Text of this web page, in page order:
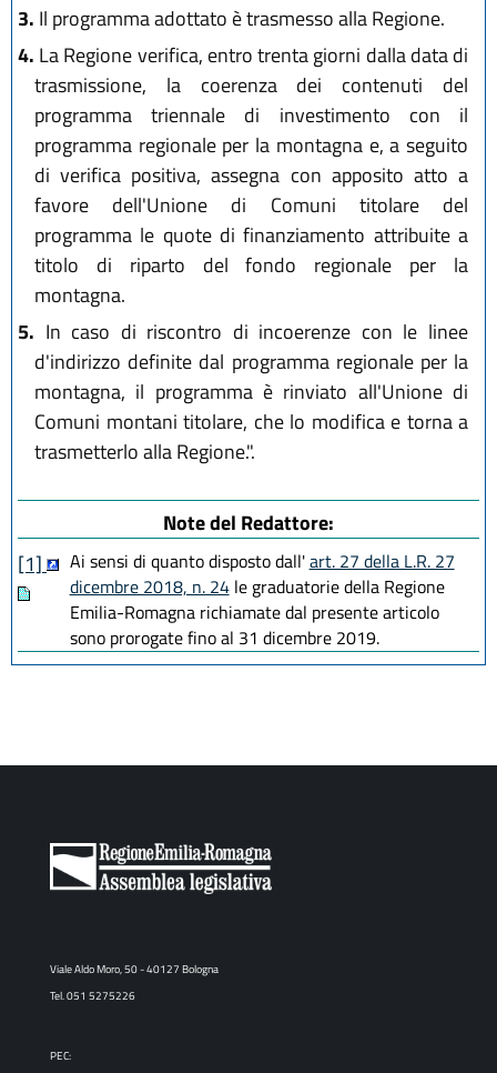
3. Il programma adottato è trasmesso alla Regione.
4. La Regione verifica, entro trenta giorni dalla data di
trasmissione, la coerenza dei contenuti del
programma triennale di investimento con il
programma regionale per la montagna e, a seguito
di verifica positiva, assegna con apposito atto a
favore dell'Unione di Comuni titolare del
programma le quote di finanziamento attribuite a
titolo di riparto del fondo regionale per la
montagna.
5. In caso di riscontro di incoerenze con le linee
d'indirizzo definite dal programma regionale per la
montagna, il programma è rinviato all'Unione di
Comuni montani titolare, che lo modifica e torna a
trasmetterlo alla Regione.".
Note del Redattore:
[1]
Ai sensi di quanto disposto dall'art. 27 della L.R. 27
dicembre 2018, n. 24le graduatorie della Regione
Emilia-Romagna richiamate dal presente articolo
sono prorogate fino al 31 dicembre 2019.
Viale Aldo Moro, 50 - 40127 Bologna
Tel. 051 5275226
PEC: